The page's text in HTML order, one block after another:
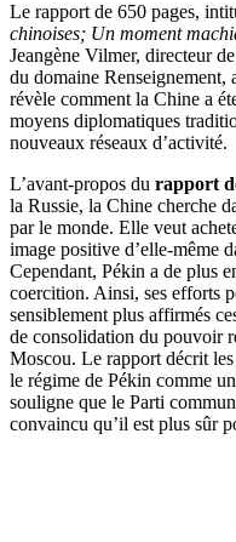
Le rapport de 650 pages,
chinoises; Un moment
Jeangène Vilmer, directeur
du domaine Renseignement,
révèle comment la Chine a
moyens diplomatiques
nouveaux réseaux d’activité.
L’avant-propos du rapport
la Russie, la Chine cherche
par le monde. Elle veut
image positive d’elle-même
Cependant, Pékin a de plus
coercition. Ainsi, ses efforts
sensiblement plus affirmés
de consolidation du pouvoir
Moscou. Le rapport décrit
le régime de Pékin comme un
souligne que le Parti
convaincu qu’il est plus sûr